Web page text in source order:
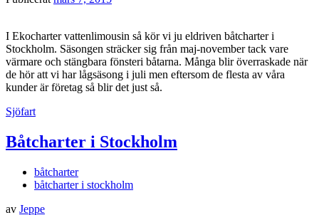
I Ekocharter vattenlimousin så kör vi ju eldriven båtcharter i
Stockholm. Säsongen sträcker sig från maj-november tack vare
värmare och stängbara fönsteri båtarna. Många blir överraskade när
de hör att vi har lågsäsong i juli men eftersom de flesta av våra
kunder är företag så blir det just så.
Sjöfart
Båtcharter i Stockholm
båtcharter
båtcharter i stockholm
av Jeppe